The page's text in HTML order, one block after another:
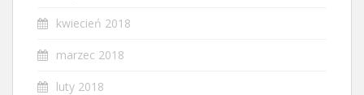
kwiecień 2018
marzec 2018
luty 2018